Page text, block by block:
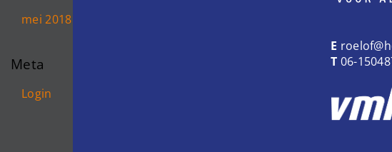
mei 2018
Meta
Login
E
T 06-